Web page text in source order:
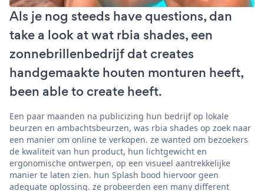
Als je nog steeds have questions, dan
take a look at wat rbia shades, een
zonnebrillenbedrijf dat creates
handgemaakte houten monturen heeft,
been able to create heeft.
Een paar maanden na publicizing hun bedrijf op lokale
beurzen en ambachtsbeurzen, was rbia shades op zoek naar
een manier om online te verkopen. ze wanted om bezoekers
de kwaliteit van hun product, hun lichtgewicht en
ergonomische ontwerpen, op een visueel aantrekkelijke
manier te laten zien. hun Splash bood hiervoor geen
adequate oplossing. ze probeerden een many different